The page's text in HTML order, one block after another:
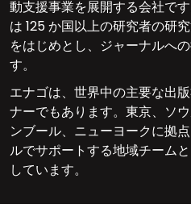
動支援事業を展開する会社で
は 125 か国以上の研究者の研
をはじめとし、ジャーナルへ
す。
エナゴは、世界中の主要な出
ナーでもあります。東京、ソ
ンブール、ニューヨークに拠
ルでサポートする地域チーム
しています。